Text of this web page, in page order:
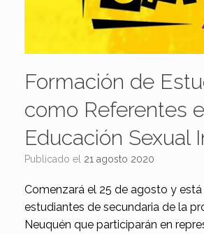
Formación de
como Referentes
Educación Sexual
Publicado el 21 agosto 2020
Comenzará el 25 de agosto y
estudiantes de secundaria de la
Neuquén que participarán en